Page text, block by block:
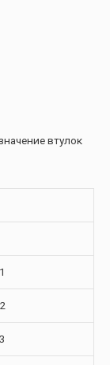
втулок